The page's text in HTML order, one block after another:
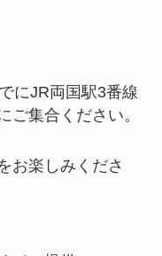
にJR両国駅3番線
ご集合ください。
お楽しみくださ